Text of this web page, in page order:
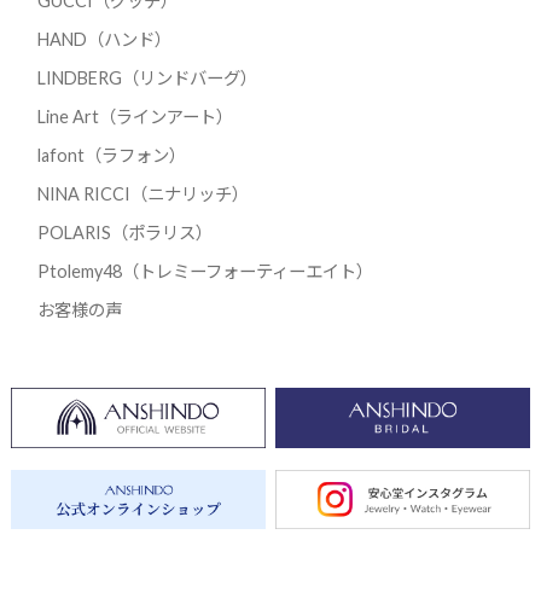
HAND（ハンド）
LINDBERG（リンドバーグ）
Line Art（ラインアート）
lafont（ラフォン）
NINA RICCI（ニナリッチ）
POLARIS（ポラリス）
Ptolemy48（トレミーフォーティーエイト）
お客様の声